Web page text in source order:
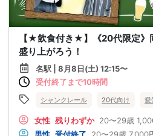
【★飲食付き★】《20代限定》
盛り上がろう！
名駅 | 8月8日(土) 12:15〜
受付終了まで10時間
シャンクレール 20代向け 愛
女性 残りわずか 20〜29歳
男性 受付終了 20〜29歳 7,000